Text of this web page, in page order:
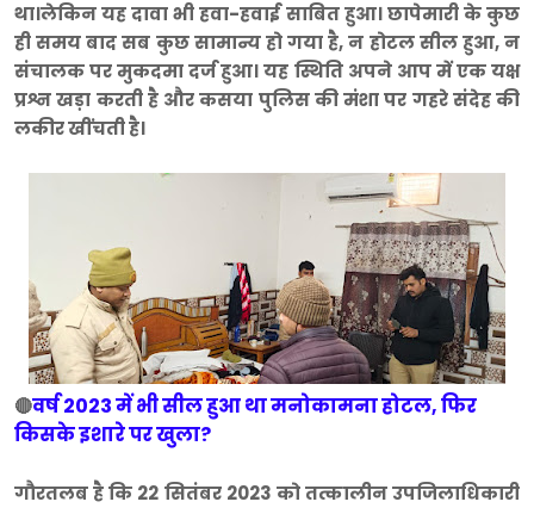
था।लेकिन यह दावा भी हवा-हवाई साबित हुआ। छापेमारी के कुछ
ही समय बाद सब कुछ सामान्य हो गया है, न होटल सील हुआ, न
संचालक पर मुकदमा दर्ज हुआ। यह स्थिति अपने आप में एक यक्ष
प्रश्न खड़ा करती है और कसया पुलिस की मंशा पर गहरे संदेह की
लकीर खींचती है।
🔴वर्ष 2023 में भी सील हुआ था मनोकामना होटल, फिर
किसके इशारे पर खुला?
गौरतलब है कि 22 सितंबर 2023 को तत्कालीन उपजिलाधिकारी